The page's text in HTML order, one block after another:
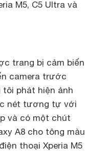
M5, C5 Ultra và
trang bị cảm biến
camera trước
tôi phát hiện ảnh
nét tương tự với
và có một chút
A8 cho tông màu
thoại Xperia M5